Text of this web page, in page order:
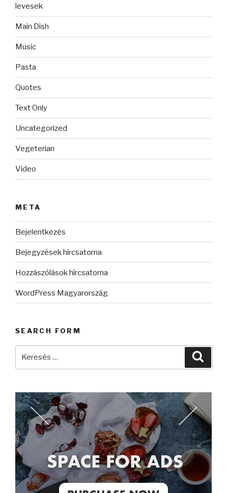
levesek
Main Dish
Music
Pasta
Quotes
Text Only
Uncategorized
Vegeterian
Video
META
Bejelentkezés
Bejegyzések hírcsatorna
Hozzászólások hírcsatorna
WordPress Magyarország
SEARCH FORM